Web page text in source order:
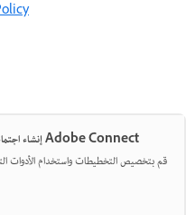
إنشاء اجتماعات افتراضية جذابة باستخدام Adobe Connect
قم بتخصيص التخطيطات واستخدام الأدوات